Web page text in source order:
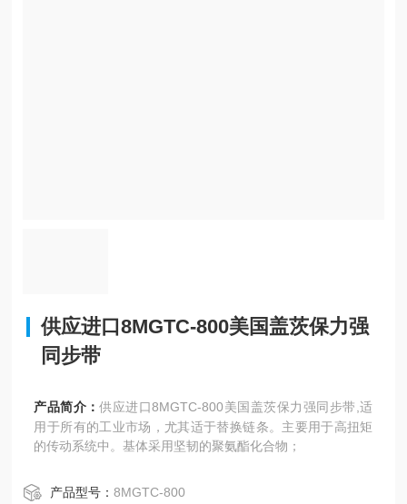
供应进口8MGTC-800美国盖茨保力强
同步带
产品简介：供应进口8MGTC-800美国盖茨保力强同步带,适
用于所有的工业市场，尤其适于替换链条。主要用于高扭矩
的传动系统中。基体采用坚韧的聚氨酯化合物；
产品型号：8MGTC-800